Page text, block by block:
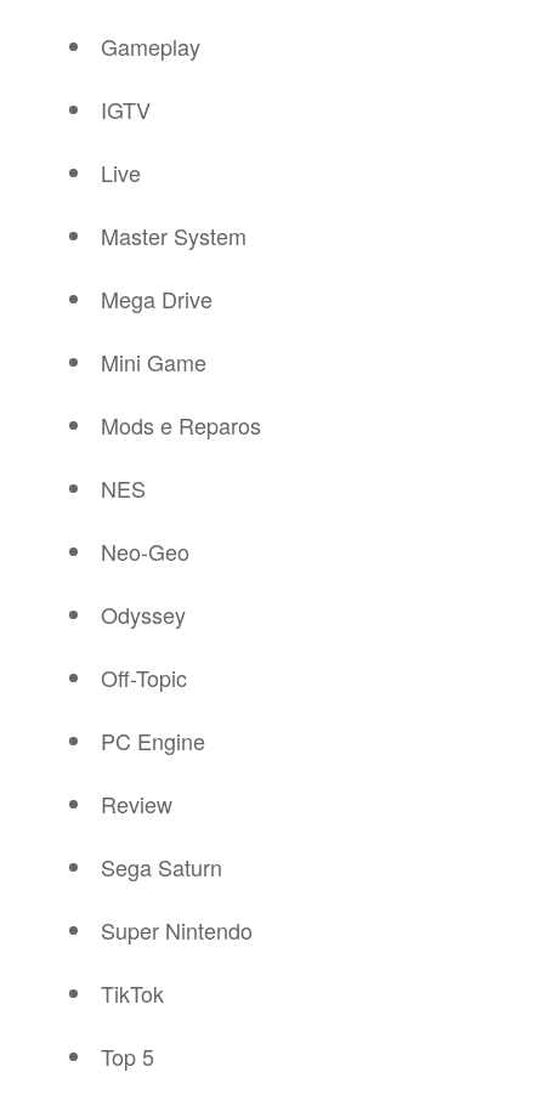
Gameplay
IGTV
Live
Master System
Mega Drive
Mini Game
Mods e Reparos
NES
Neo-Geo
Odyssey
Off-Topic
PC Engine
Review
Sega Saturn
Super Nintendo
TikTok
Top 5